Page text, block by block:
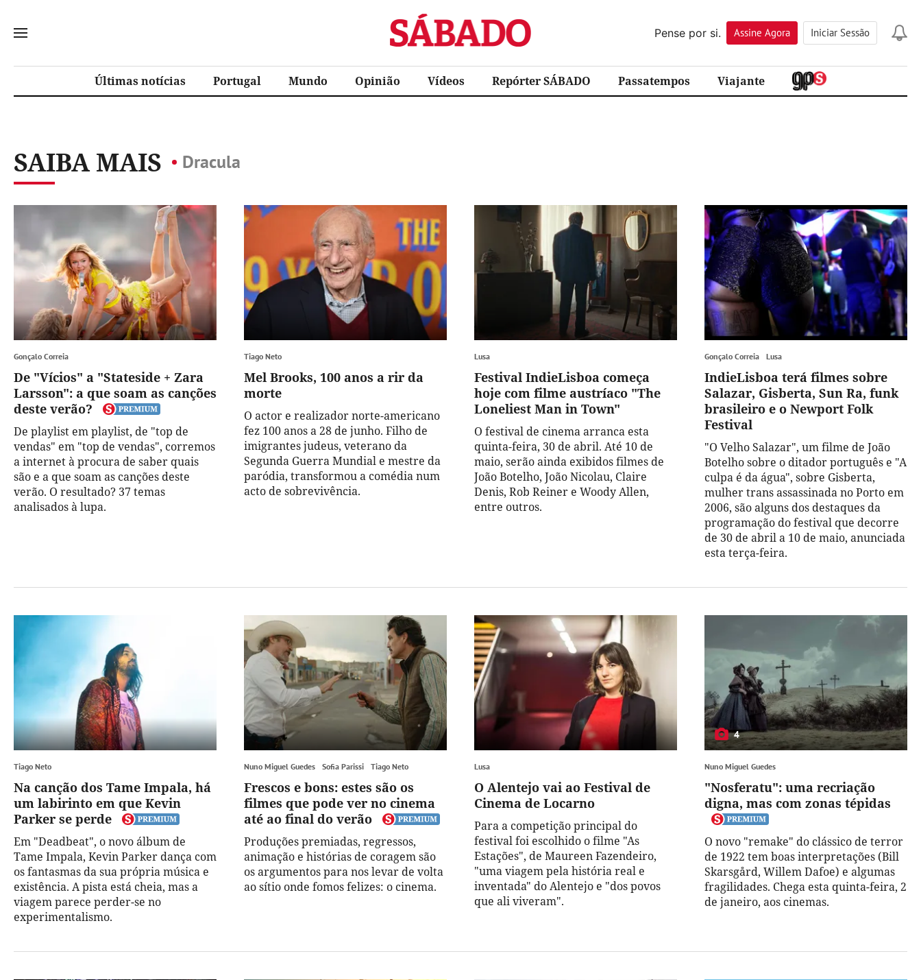
Sábado
Pense por si.
Assine Agora Iniciar Sessão
Últimas notícias Portugal Mundo Opinião Vídeos Repórter SÁBADO Passatempos Viajante
SAIBA MAIS Dracula
Gonçalo Correia
De "Vícios" a "Stateside + Zara
Larsson": a que soam as canções
deste verão?
De playlist em playlist, de "top de
vendas" em "top de vendas", corremos
a internet à procura de saber quais
são e a que soam as canções deste
verão. O resultado? 37 temas
analisados à lupa.
Tiago Neto
Mel Brooks, 100 anos a rir da
morte
O actor e realizador norte-americano
fez 100 anos a 28 de junho. Filho de
imigrantes judeus, veterano da
Segunda Guerra Mundial e mestre da
paródia, transformou a comédia num
acto de sobrevivência.
Lusa
Festival IndieLisboa começa
hoje com filme austríaco "The
Loneliest Man in Town"
O festival de cinema arranca esta
quinta-feira, 30 de abril. Até 10 de
maio, serão ainda exibidos filmes de
João Botelho, João Nicolau, Claire
Denis, Rob Reiner e Woody Allen,
entre outros.
Gonçalo Correia Lusa
IndieLisboa terá filmes sobre
Salazar, Gisberta, Sun Ra, funk
brasileiro e o Newport Folk
Festival
"O Velho Salazar", um filme de João
Botelho sobre o ditador português e "A
culpa é da água", sobre Gisberta,
mulher trans assassinada no Porto em
2006, são alguns dos destaques da
programação do festival que decorre
de 30 de abril a 10 de maio, anunciada
esta terça-feira.
Tiago Neto
Na canção dos Tame Impala, há
um labirinto em que Kevin
Parker se perde
Em "Deadbeat", o novo álbum de
Tame Impala, Kevin Parker dança com
os fantasmas da sua própria música e
existência. A pista está cheia, mas a
viagem parece perder-se no
experimentalismo.
Nuno Miguel Guedes Sofia Parissi Tiago Neto
Frescos e bons: estes são os
filmes que pode ver no cinema
até ao final do verão
Produções premiadas, regressos,
animação e histórias de coragem são
os argumentos para nos levar de volta
ao sítio onde fomos felizes: o cinema.
Lusa
O Alentejo vai ao Festival de
Cinema de Locarno
Para a competição principal do
festival foi escolhido o filme "As
Estações", de Maureen Fazendeiro,
"uma viagem pela história real e
inventada" do Alentejo e "dos povos
que ali viveram".
4
Nuno Miguel Guedes
"Nosferatu": uma recriação
digna, mas com zonas tépidas
O novo "remake" do clássico de terror
de 1922 tem boas interpretações (Bill
Skarsgård, Willem Dafoe) e algumas
fragilidades. Chega esta quinta-feira, 2
de janeiro, aos cinemas.